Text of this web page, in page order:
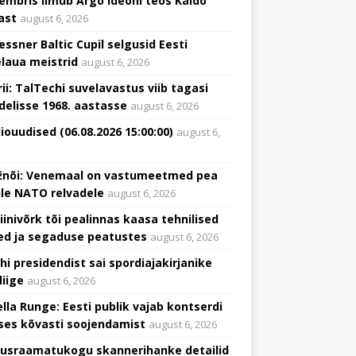
august 6, 2026
Baltic Cupil selgusid Eesti
meistrid august 6, 2026
TalTechi suvelavastus viib tagasi
1968. aastasse august 6, 2026
(06.08.2026 15:00:00) august 6,
Venemaal on vastumeetmed pea
NATO relvadele august 6, 2026
tõi pealinnas kaasa tehnilised
ja segaduse peatustes august 6, 2026
presidendist sai spordiajakirjanike
august 6, 2026
Runge: Eesti publik vajab kontserdi
kõvasti soojendamist august 6, 2026
skannerihanke detailid